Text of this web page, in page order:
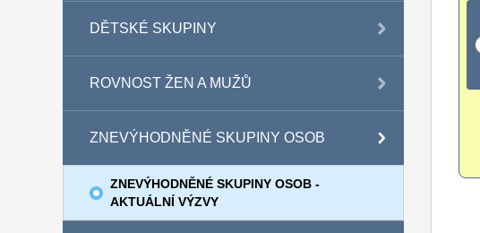
DĚTSKÉ SKUPINY
ROVNOST ŽEN A MUŽŮ
ZNEVÝHODNĚNÉ SKUPINY OSOB
ZNEVÝHODNĚNÉ SKUPINY OSOB -
AKTUÁLNÍ VÝZVY